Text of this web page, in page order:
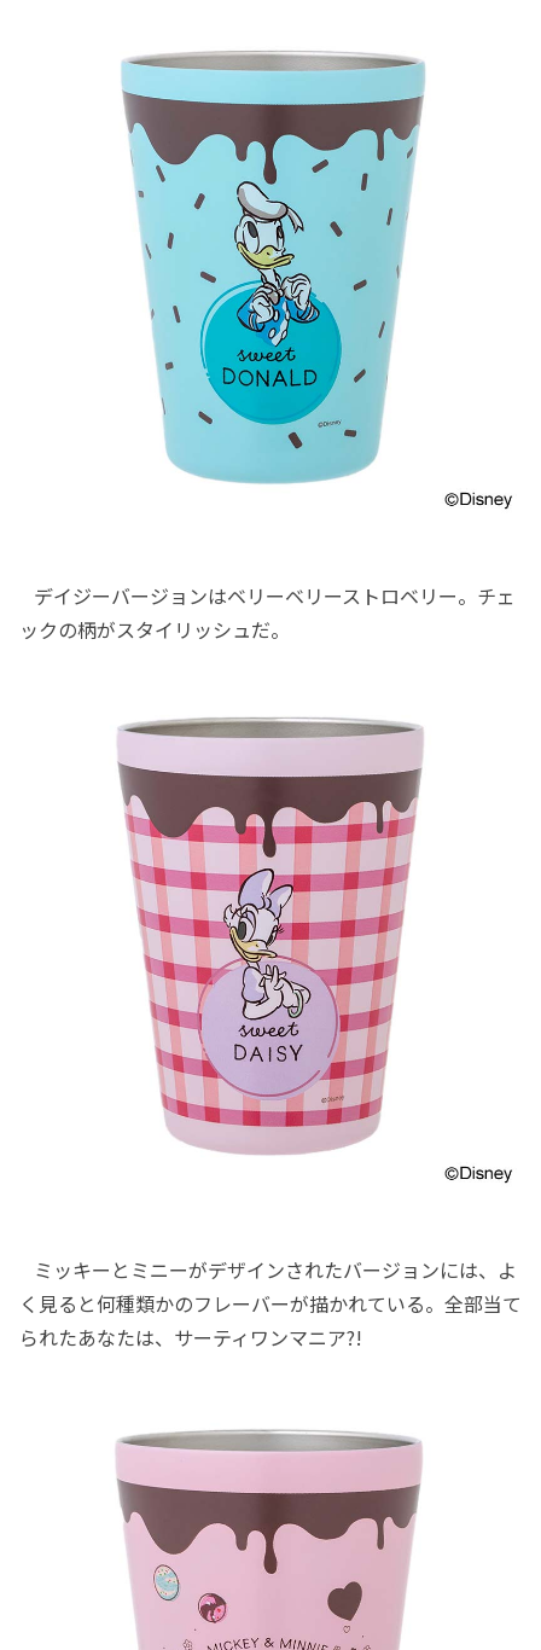
デイジーバージョンはベリーベリーストロベリー。チェ
ックの柄がスタイリッシュだ。
ミッキーとミニーがデザインされたバージョンには、よ
く見ると何種類かのフレーバーが描かれている。全部当て
られたあなたは、サーティワンマニア?!